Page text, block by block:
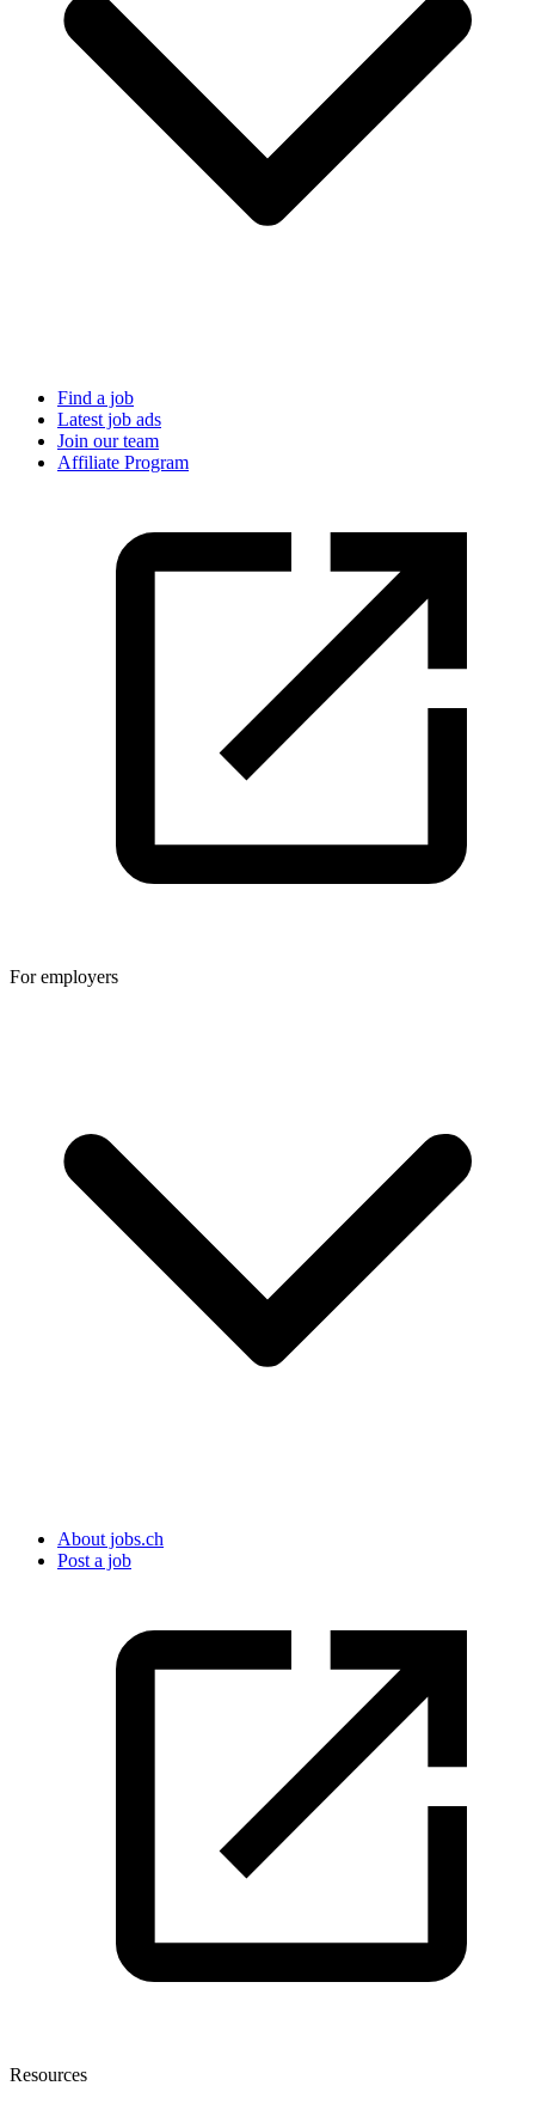
Find a job
Latest job ads
Join our team
Affiliate Program
For employers
About jobs.ch
Post a job
Resources